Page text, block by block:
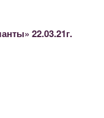
22.03.21г.